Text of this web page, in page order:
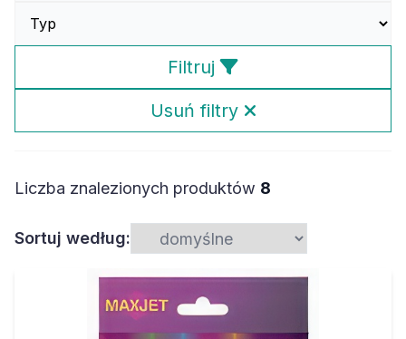
Filtruj
Usuń filtry
Liczba znalezionych produktów 8
Sortuj według: